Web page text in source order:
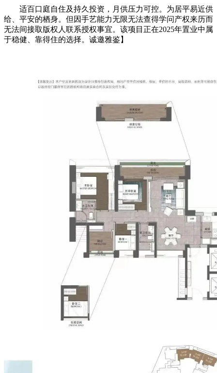
适百口庭自住及持久投资，月供压力可控。为居平易近供
给、平安的栖身。但因手艺能力无限无法查得学问产权来历而
无法间接取版权人联系授权事宜。该项目正在2025年置业中属
于稳健、靠得住的选择。诚邀雅鉴】